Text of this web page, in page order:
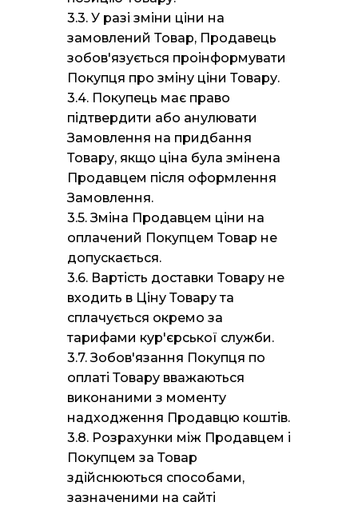
3.3. У разі зміни ціни на
замовлений Товар, Продавець
зобов'язується проінформувати
Покупця про зміну ціни Товару.
3.4. Покупець має право
підтвердити або анулювати
Замовлення на придбання
Товару, якщо ціна була змінена
Продавцем після оформлення
Замовлення.
3.5. Зміна Продавцем ціни на
оплачений Покупцем Товар не
допускається.
3.6. Вартість доставки Товару не
входить в Ціну Товару та
сплачується окремо за
тарифами кур'єрської служби.
3.7. Зобов'язання Покупця по
оплаті Товару вважаються
виконаними з моменту
надходження Продавцю коштів.
3.8. Розрахунки між Продавцем і
Покупцем за Товар
здійснюються способами,
зазначеними на сайті